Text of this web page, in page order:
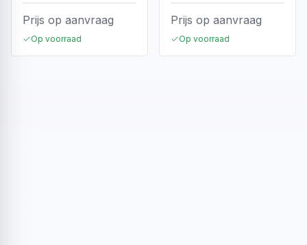
Prijs op aanvraag
Op voorraad
Prijs op aanvraag
Op voorraad